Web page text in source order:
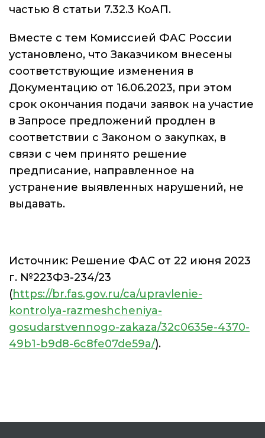
частью 8 статьи 7.32.3 КоАП.
Вместе с тем Комиссией ФАС России
установлено, что Заказчиком внесены
соответствующие изменения в
Документацию от 16.06.2023, при этом
срок окончания подачи заявок на участие
в Запросе предложений продлен в
соответствии с Законом о закупках, в
связи с чем принято решение
предписание, направленное на
устранение выявленных нарушений, не
выдавать.
Источник: Решение ФАС от 22 июня 2023
г. №223ФЗ-234/23
(https://br.fas.gov.ru/ca/upravlenie-
kontrolya-razmeshcheniya-
gosudarstvennogo-zakaza/32c0635e-4370-
49b1-b9d8-6c8fe07de59a/).